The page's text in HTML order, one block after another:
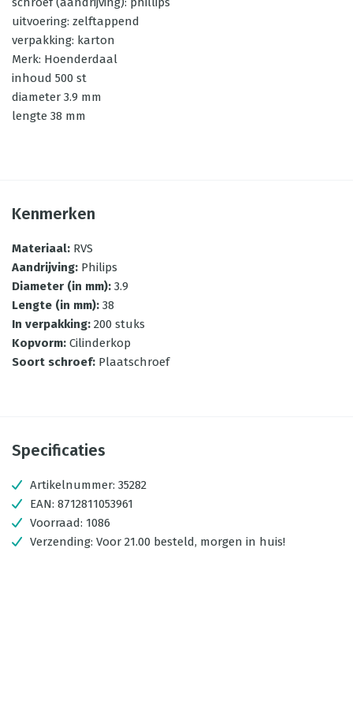
uitvoering: zelftappend
verpakking: karton
Merk: Hoenderdaal
inhoud 500 st
diameter 3.9 mm
lengte 38 mm
Kenmerken
Materiaal: RVS
Aandrijving: Philips
Diameter (in mm): 3.9
Lengte (in mm): 38
In verpakking: 200 stuks
Kopvorm: Cilinderkop
Soort schroef: Plaatschroef
Specificaties
Artikelnummer: 35282
EAN: 8712811053961
Voorraad: 1086
Verzending: Voor 21.00 besteld, morgen in huis!